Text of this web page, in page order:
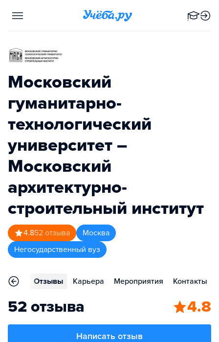
Московский
гуманитарно-
технологический
университет –
Московский
архитектурно-
строительный институт
4.852 отзыва
Москва
Негосударственный вуз
Отзывы Карьера Мероприятия Контакты
52 отзыва 4.8
Написать отзыв